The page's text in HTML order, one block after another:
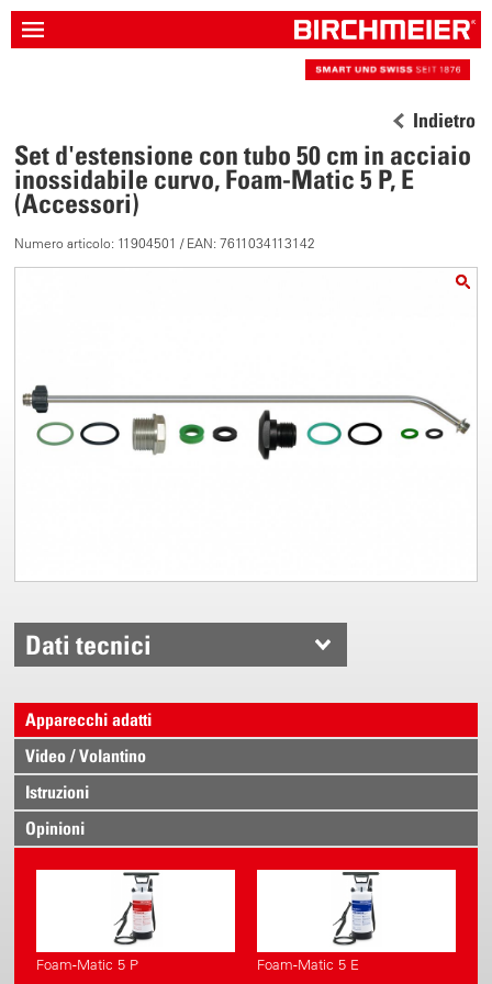
Indietro
Set d'estensione con tubo 50 cm in acciaio
inossidabile curvo, Foam-Matic 5 P, E
(Accessori)
Numero articolo: 11904501 / EAN: 7611034113142
Dati tecnici
Apparecchi adatti
Video / Volantino
Istruzioni
Opinioni
Foam-Matic 5 P Foam-Matic 5 E